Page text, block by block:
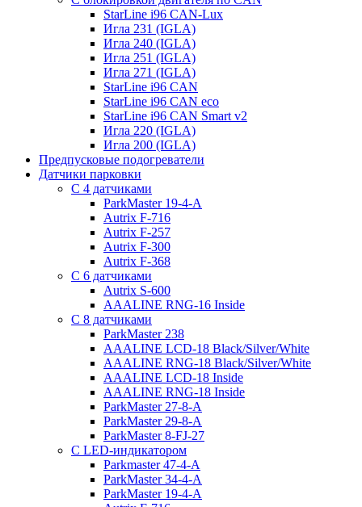
StarLine i96 CAN-Lux
Игла 231 (IGLA)
Игла 240 (IGLA)
Игла 251 (IGLA)
Игла 271 (IGLA)
StarLine i96 CAN
StarLine i96 CAN eco
StarLine i96 CAN Smart v2
Игла 220 (IGLA)
Игла 200 (IGLA)
Предпусковые подогреватели
Датчики парковки
С 4 датчиками
ParkMaster 19-4-A
Autrix F-716
Autrix F-257
Autrix F-300
Autrix F-368
С 6 датчиками
Autrix S-600
AAALINE RNG-16 Inside
С 8 датчиками
ParkMaster 238
AAALINE LCD-18 Black/Silver/White
AAALINE RNG-18 Black/Silver/White
AAALINE LCD-18 Inside
AAALINE RNG-18 Inside
ParkMaster 27-8-A
ParkMaster 29-8-A
ParkMaster 8-FJ-27
С LED-индикатором
Parkmaster 47-4-A
ParkMaster 34-4-A
ParkMaster 19-4-A